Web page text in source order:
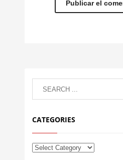
CATEGORIES